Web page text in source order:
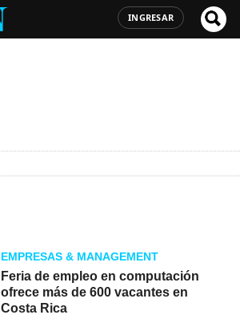
INGRESAR
EMPRESAS & MANAGEMENT
Feria de empleo en computación
ofrece más de 600 vacantes en
Costa Rica